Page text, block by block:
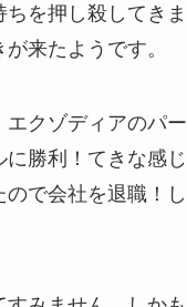
ちを押し殺してき
来たようです。
エクゾディアのパ
に勝利！てきな感
ので会社を退職！